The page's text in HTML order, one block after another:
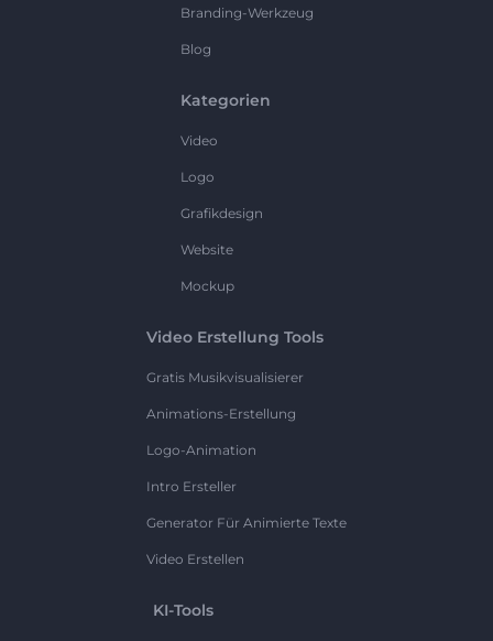
Branding-Werkzeug
Blog
Kategorien
Video
Logo
Grafikdesign
Website
Mockup
Video Erstellung Tools
Gratis Musikvisualisierer
Animations-Erstellung
Logo-Animation
Intro Ersteller
Generator Für Animierte Texte
Video Erstellen
KI-Tools